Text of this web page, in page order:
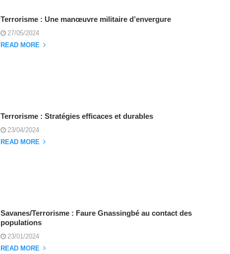
Terrorisme : Une manœuvre militaire d’envergure
27/05/2024
READ MORE
Terrorisme : Stratégies efficaces et durables
23/04/2024
READ MORE
Savanes/Terrorisme : Faure Gnassingbé au contact des
populations
23/01/2024
READ MORE